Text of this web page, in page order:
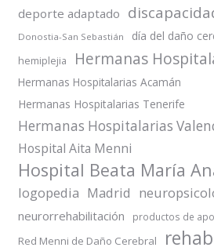
deporte adaptado
Donostia-San Sebastián día del daño
hemiplejia Hermanas
Hermanas Hospitalarias Acamán
Hermanas Hospitalarias Tenerife
Hermanas Hospitalarias
Hospital Aita Menni
Hospital Beata María
logopedia Madrid
neurorrehabilitación productos de
Red Menni de Daño Cerebral